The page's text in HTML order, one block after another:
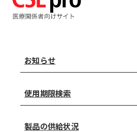
お知らせ
使用期限検索
製品の供給状況